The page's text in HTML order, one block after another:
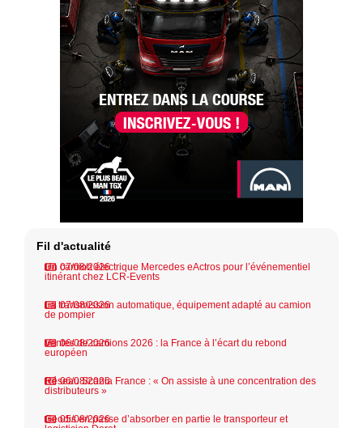
Fil d'actualité
07/08/2026
Un camion électrique Mercedes eActros pour l’événementiel
itinérant chez LCR-Events
07/08/2026
La transmission automatique, équipement adapté au camion
de pompier
06/08/2026
Ventes de camions 2026 : la France à l’écart du rebond
européen
06/08/2026
Réseau Scania France : « On assiste à une concentration des
distributeurs »
05/08/2026
Geodis en passe d’absorber en partie le transporteur et